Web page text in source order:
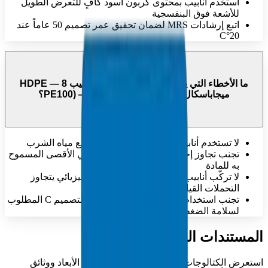
استخدم أنابيب بمحتوى كربون أسود كافٍ للتعرض الطويل
للأشعة فوق البنفسجية
اتبع إرشادات MRS لضمان تحقيق عمر تصميم 50 عاماً عند
20°C
ما الأخطاء التي يجب تجنبها عند استخدام أنابيب HDPE — 8
ميجاباسكال (PE100) — ISO 4427 / DIN 8074؟
لا تستخدم أنابيب غير صالحة للشرب لتوزيع مياه الشرب
تجنب تجاوز إجهاد التصميم الهيدروستاتيكي الأقصى المسموح
به للمادة
لا تركّب أنابيب بها خدوش عميقة أو تلف فيزيائي يتجاوز
التحملات القياسية
تجنب استخدام مواد لا تتوافق مع معامل التصميم C المطلوب
لسلامة الضغط
المستندات الفنية
استعرض الكتالوجات الفنية الشاملة ومواصفات الأبعاد ووثائق